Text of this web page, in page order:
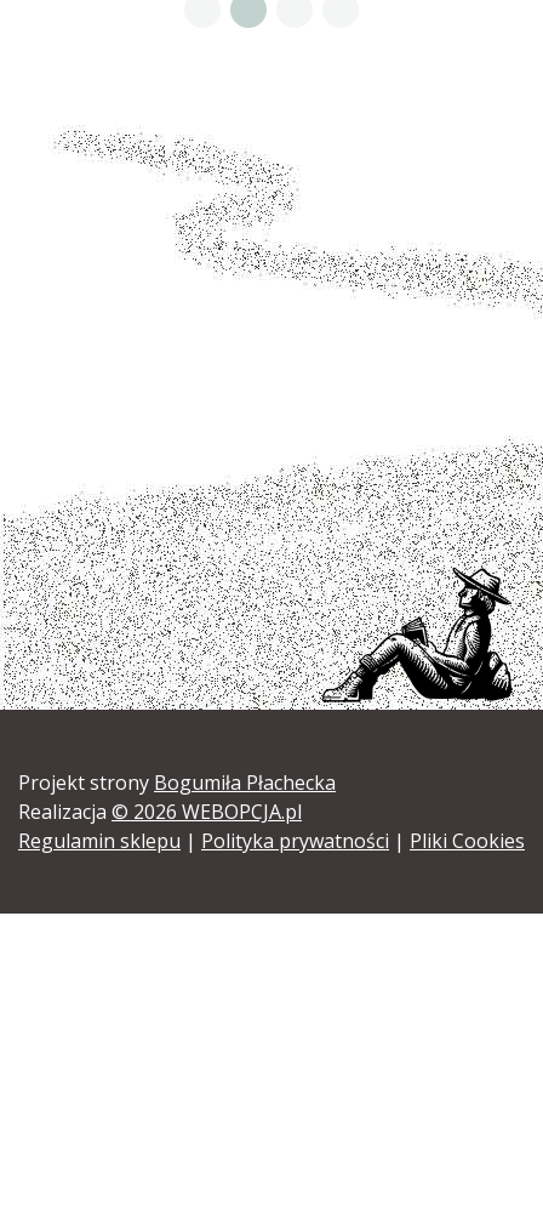
Projekt strony Bogumiła Płachecka
Realizacja © 2026 WEBOPCJA.pl
Regulamin sklepu | Polityka prywatności | Pliki Cookies